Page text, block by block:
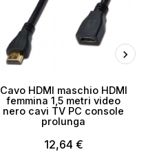
Cavo HDMI maschio HDMI
femmina 1,5 metri video
nero cavi TV PC console
prolunga
12,64 €